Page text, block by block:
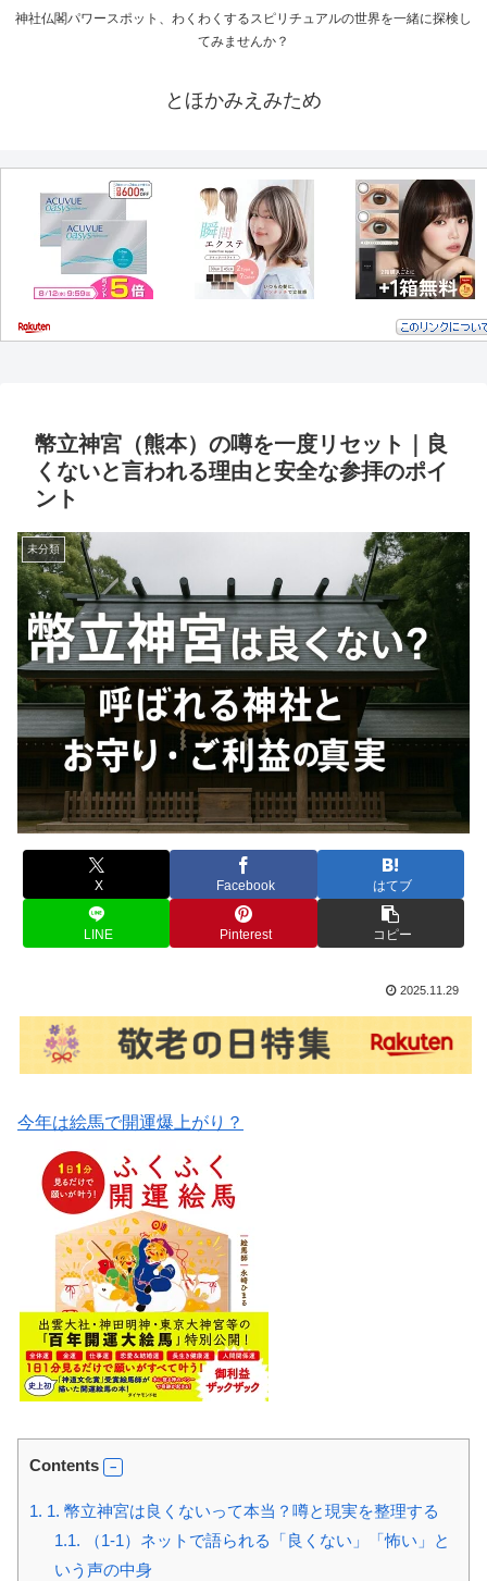
神社仏閣パワースポット、わくわくするスピリチュアルの世界を一緒に探検し
てみませんか？
とほかみえみため
幣立神宮（熊本）の噂を一度リセット｜良
くないと言われる理由と安全な参拝のポイ
ント
未分類
X Facebook はてブ
LINE Pinterest コピー
2025.11.29
今年は絵馬で開運爆上がり？
Contents
1. 1. 幣立神宮は良くないって本当？噂と現実を整理する
1.1. （1-1）ネットで語られる「良くない」「怖い」と
いう声の中身